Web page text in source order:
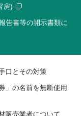
房)
告書等の開示書類に
口とその対策
」の名前を無断使用
販売業者について